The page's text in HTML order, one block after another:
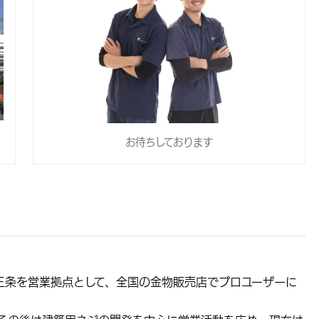
お待ちしております
を営業拠点として、全国の金物販売店でプロユーザーに